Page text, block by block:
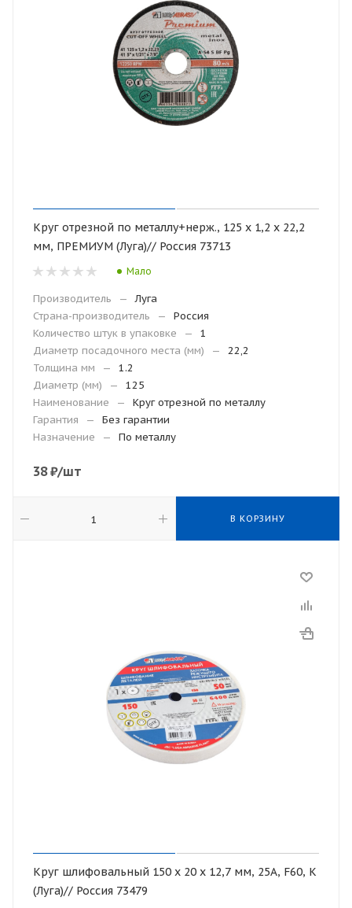
Круг отрезной по металлу+нерж., 125 х 1,2 х 22,2
мм, ПРЕМИУМ (Луга)// Россия 73713
Мало
Производитель —
Луга
Страна-производитель
—
Россия
Количество штук в упаковке
—
1
Диаметр посадочного места (мм)
—
22,2
Толщина мм
—
1.2
Диаметр (мм)
—
125
Наименование
—
Круг отрезной по металлу
Гарантия
—
Без гарантии
Назначение
— По металлу
38₽/шт
В КОРЗИНУ
Круг шлифовальный 150 х 20 х 12,7 мм, 25А, F60, K
(Луга)// Россия 73479